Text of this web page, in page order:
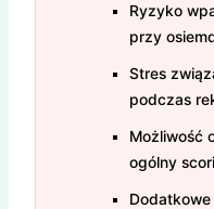
Ryzyko
przy
Stres
podczas
Możliwość
ogólny